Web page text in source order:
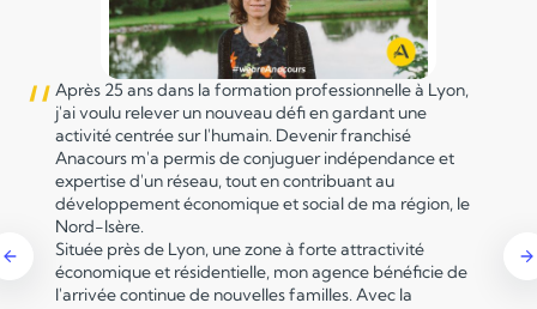
“Après 25 ans dans la formation professionnelle à Lyon,
j'ai voulu relever un nouveau défi en gardant une
activité centrée sur l'humain. Devenir franchisé
Anacours m'a permis de conjuguer indépendance et
expertise d'un réseau, tout en contribuant au
développement économique et social de ma région, le
Nord-Isère.
Située près de Lyon, une zone à forte attractivité
économique et résidentielle, mon agence bénéficie de
l'arrivée continue de nouvelles familles. Avec la